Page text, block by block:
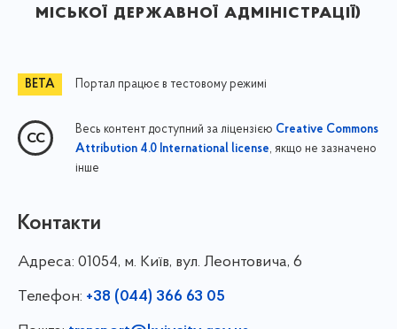
міської державної адміністрації)
Портал працює в тестовому режимі
Весь контент доступний за ліцензією Creative Commons
Attribution 4.0 International license, якщо не зазначено
інше
Контакти
Адреса: 01054, м. Київ, вул. Леонтовича, 6
Телефон: +38 (044) 366 63 05